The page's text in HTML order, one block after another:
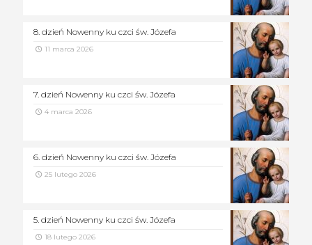
8. dzień Nowenny ku czci św. Józefa
11 marca 2026
7. dzień Nowenny ku czci św. Józefa
4 marca 2026
6. dzień Nowenny ku czci św. Józefa
25 lutego 2026
5. dzień Nowenny ku czci św. Józefa
18 lutego 2026